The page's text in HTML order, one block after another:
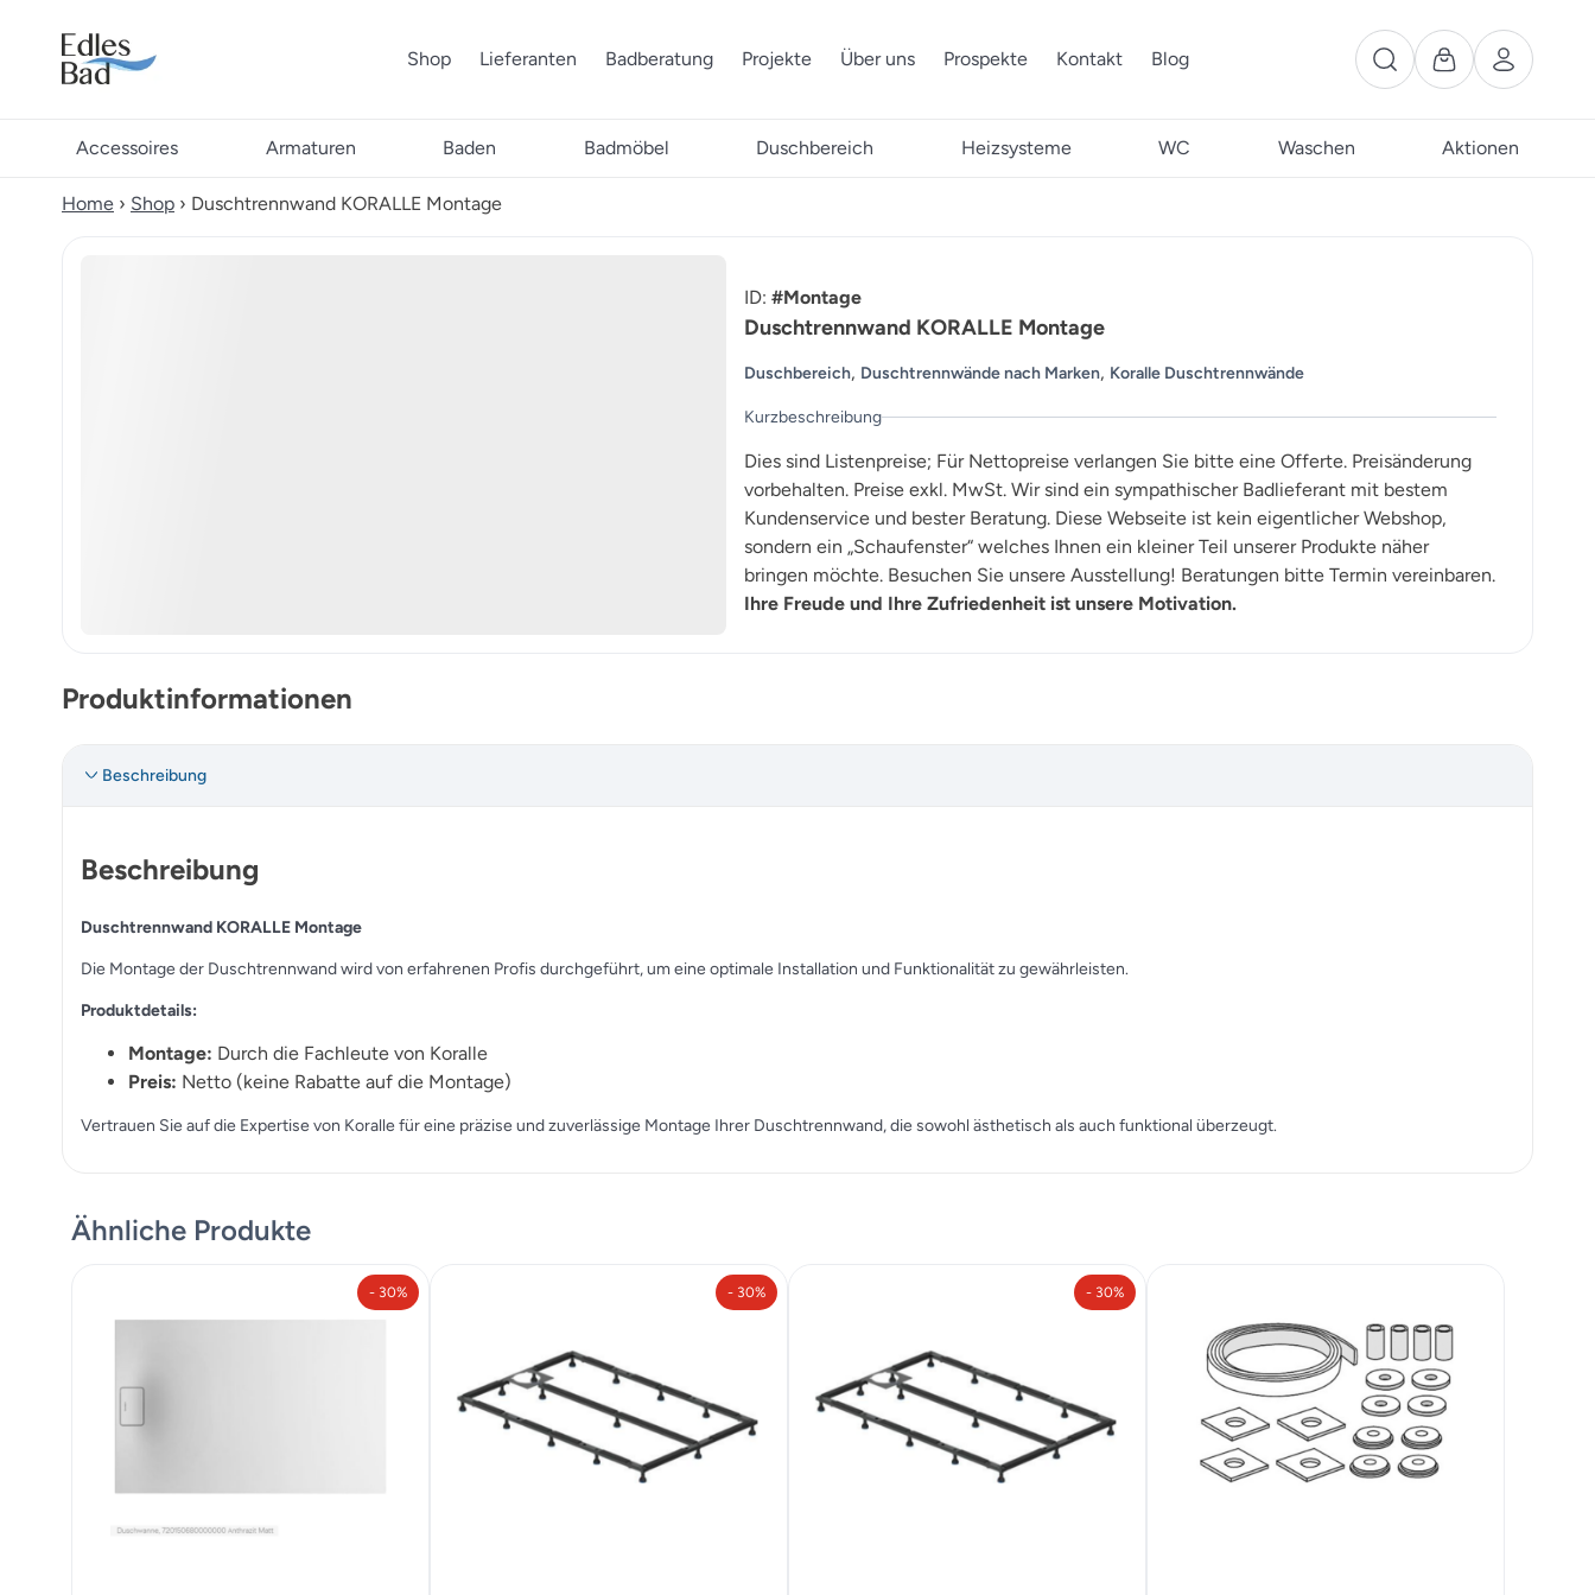
Shop Lieferanten Badberatung Projekte Über uns Prospekte Kontakt Blog
Accessoires Armaturen Baden Badmöbel Duschbereich Heizsysteme WC Waschen Aktionen
Home › Shop › Duschtrennwand KORALLE Montage
ID: #Montage
Duschtrennwand KORALLE Montage
Duschbereich, Duschtrennwände nach Marken, Koralle Duschtrennwände
Kurzbeschreibung
Dies sind Listenpreise; Für Nettopreise verlangen Sie bitte eine Offerte. Preisänderung
vorbehalten. Preise exkl. MwSt. Wir sind ein sympathischer Badlieferant mit bestem
Kundenservice und bester Beratung. Diese Webseite ist kein eigentlicher Webshop,
sondern ein „Schaufenster“ welches Ihnen ein kleiner Teil unserer Produkte näher
bringen möchte. Besuchen Sie unsere Ausstellung! Beratungen bitte Termin vereinbaren.
Ihre Freude und Ihre Zufriedenheit ist unsere Motivation.
Produktinformationen
Beschreibung
Beschreibung
Duschtrennwand KORALLE Montage
Die Montage der Duschtrennwand wird von erfahrenen Profis durchgeführt, um eine optimale Installation und Funktionalität zu gewährleisten.
Produktdetails:
Montage: Durch die Fachleute von Koralle
Preis: Netto (keine Rabatte auf die Montage)
Vertrauen Sie auf die Expertise von Koralle für eine präzise und zuverlässige Montage Ihrer Duschtrennwand, die sowohl ästhetisch als auch funktional überzeugt.
Ähnliche Produkte
- 30% - 30% - 30%